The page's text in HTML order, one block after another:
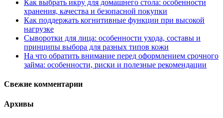
Как выбрать икру для домашнего стола: особенности
хранения, качества и безопасной покупки
Как поддержать когнитивные функции при высокой
нагрузке
Сыворотки для лица: особенности ухода, составы и
принципы выбора для разных типов кожи
На что обратить внимание перед оформлением срочного
займа: особенности, риски и полезные рекомендации
Свежие комментарии
Архивы